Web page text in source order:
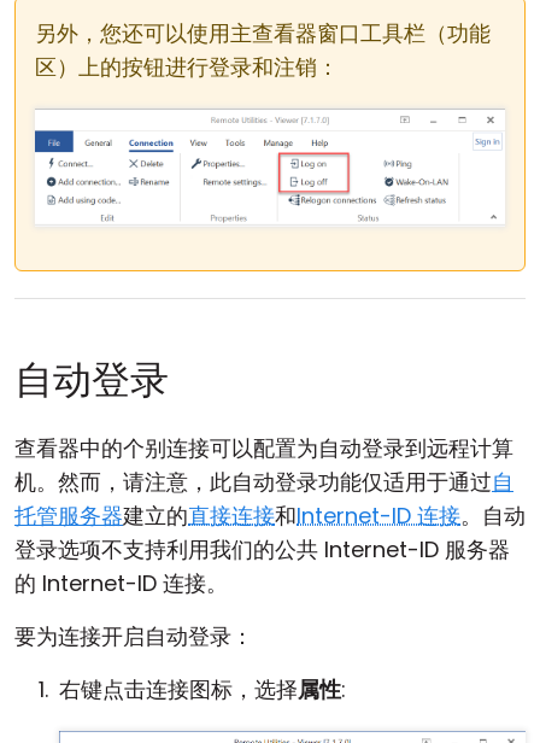
另外，您还可以使用主查看器窗口工具栏（功能
区）上的按钮进行登录和注销：
自动登录
查看器中的个别连接可以配置为自动登录到远程计算
机。然而，请注意，此自动登录功能仅适用于通过自
托管服务器建立的直接连接和Internet-ID 连接。自动
登录选项不支持利用我们的公共 Internet-ID 服务器
的 Internet-ID 连接。
要为连接开启自动登录：
右键点击连接图标，选择属性: